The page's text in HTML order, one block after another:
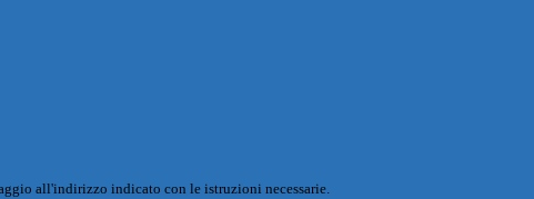
all'indirizzo indicato con le istruzioni necessarie.